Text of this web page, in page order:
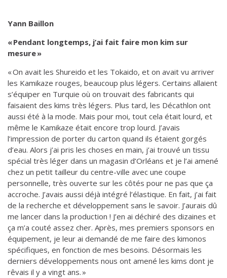
Yann Baillon
« Pendant longtemps, j’ai fait faire mon kim sur
mesure »
« On avait les Shureido et les Tokaido, et on avait vu arriver
les Kamikaze rouges, beaucoup plus légers. Certains allaient
s’équiper en Turquie où on trouvait des fabricants qui
faisaient des kims très légers. Plus tard, les Décathlon ont
aussi été à la mode. Mais pour moi, tout cela était lourd, et
même le Kamikaze était encore trop lourd. J’avais
l’impression de porter du carton quand ils étaient gorgés
d’eau. Alors j’ai pris les choses en main, j’ai trouvé un tissu
spécial très léger dans un magasin d’Orléans et je l’ai amené
chez un petit tailleur du centre-ville avec une coupe
personnelle, très ouverte sur les côtés pour ne pas que ça
accroche. J’avais aussi déjà intégré l’élastique. En fait, j’ai fait
de la recherche et développement sans le savoir. J’aurais dû
me lancer dans la production ! J’en ai déchiré des dizaines et
ça m’a couté assez cher. Après, mes premiers sponsors en
équipement, je leur ai demandé de me faire des kimonos
spécifiques, en fonction de mes besoins. Désormais les
derniers développements nous ont amené les kims dont je
rêvais il y a vingt ans. »